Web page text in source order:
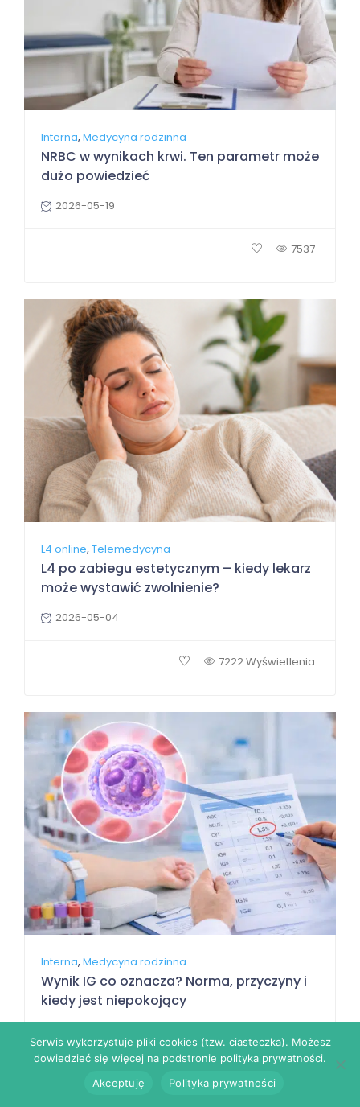
Interna,Medycyna rodzinna
NRBC w wynikach krwi. Ten parametr może
dużo powiedzieć
2026-05-19
7537
L4 online,Telemedycyna
L4 po zabiegu estetycznym – kiedy lekarz
może wystawić zwolnienie?
2026-05-04
7222 Wyświetlenia
Interna,Medycyna rodzinna
Wynik IG co oznacza? Norma, przyczyny i
kiedy jest niepokojący
Serwis wykorzystuje pliki cookies (tzw. ciasteczka). Możesz
dowiedzieć się więcej na podstronie polityka prywatności.
Akceptuję
Polityka prywatności